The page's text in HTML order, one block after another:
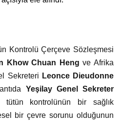
Kontrolü Çerçeve Sözleşmesi
Khow Chuan Heng ve Afrika
Sekreteri Leonce Dieudonne
Yeşilay Genel Sekreter
tütün kontrolünün bir sağlık
bir çevre sorunu olduğunun